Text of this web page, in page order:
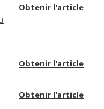
Obtenir l'article
Obtenir l'article
Obtenir l'article